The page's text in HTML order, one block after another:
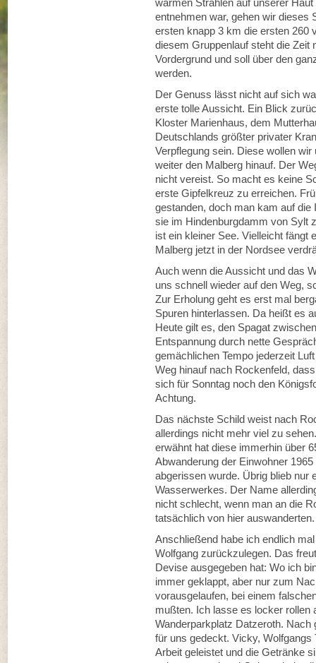
warmen Strahlen auf unserer
entnehmen war, gehen wir dieses
ersten knapp 3 km die ersten 260
diesem Gruppenlauf steht die Zeit
Vordergrund und soll über den
werden.
Der Genuss lässt nicht auf sich
erste tolle Aussicht. Ein Blick
Kloster Marienhaus, dem
Deutschlands größter privater
Verpflegung sein. Diese wollen
weiter den Malberg hinauf. Der
nicht vereist. So macht es keine
erste Gipfelkreuz zu erreichen.
gestanden, doch man kam auf
sie im Hindenburgdamm von Sylt
ist ein kleiner See. Vielleicht fängt
Malberg jetzt in der Nordsee
Auch wenn die Aussicht und das
uns schnell wieder auf den Weg,
Zur Erholung geht es erst mal
Spuren hinterlassen. Da heißt es
Heute gilt es, den Spagat
Entspannung durch nette
gemächlichen Tempo jederzeit
Weg hinauf nach Rockenfeld,
sich für Sonntag noch den
Achtung.
Das nächste Schild weist nach
allerdings nicht mehr viel zu
erwähnt hat diese immerhin über
Abwanderung der Einwohner
abgerissen wurde. Übrig blieb nur
Wasserwerkes. Der Name
nicht schlecht, wenn man an die
tatsächlich von hier auswanderten.
Anschließend habe ich endlich
Wolfgang zurückzulegen. Das
Devise ausgegeben hat: Wo ich
immer geklappt, aber nur zum
vorausgelaufen, bei einem
mußten. Ich lasse es locker rollen
Wanderparkplatz Datzeroth.
für uns gedeckt. Vicky, Wolfgangs
Arbeit geleistet und die Getränke